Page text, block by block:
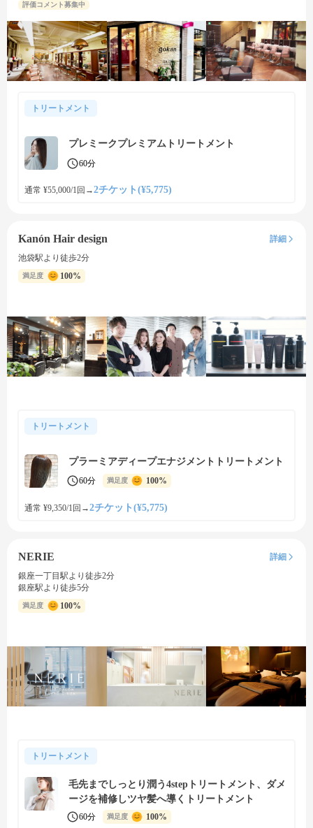
評価コメント募集中
トリートメント
プレミークプレミアムトリートメント
60分
通常 ¥55,000/1回 →2チケット(¥5,775)
Kanón Hair design
詳細
池袋駅より徒歩2分
満足度 100%
トリートメント
プラーミアディープエナジメントトリートメント
60分 満足度 100%
通常 ¥9,350/1回 →2チケット(¥5,775)
NERIE
詳細
銀座一丁目駅より徒歩2分
銀座駅より徒歩5分
満足度 100%
トリートメント
毛先までしっとり潤う4stepトリートメント、ダメ
ージを補修しツヤ髪へ導くトリートメント
60分 満足度 100%